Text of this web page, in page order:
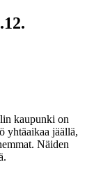
kaupunki on
yhtäaikaa jäällä,
Näiden